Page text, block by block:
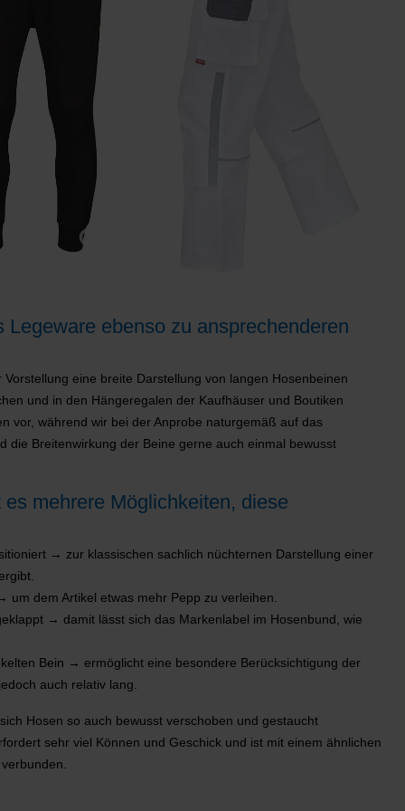
ebenso zu ansprechenderen
eine breite Darstellung von langen Hosenbeinen
und in den Hängeregalen der Kaufhäuser und Boutiken
vor, während wir bei der Anprobe naturgemäß auf das
die Breitenwirkung der Beine gerne auch einmal bewusst
mehrere Möglichkeiten, diese
→ zur klassischen sachlich nüchternen Darstellung einer
um dem Artikel etwas mehr Pepp zu verleihen.
→ damit lässt sich das Markenlabel im Hosenbund, wie
Bein → ermöglicht eine besondere Berücksichtigung der
auch relativ lang.
Hosen so auch bewusst verschoben und gestaucht
sehr viel Können und Geschick und ist mit einem ähnlichen